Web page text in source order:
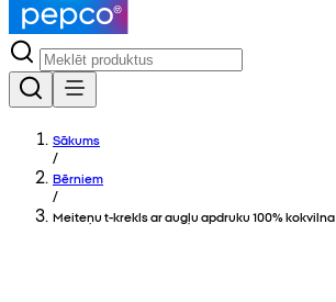
Sākums
/
Bērniem
/
Meiteņu t-krekls ar augļu apdruku 100% kokvilna